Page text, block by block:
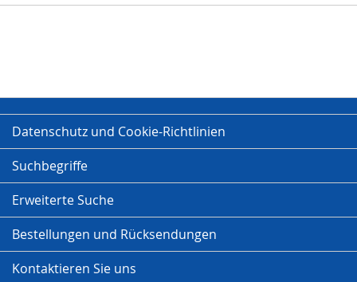
Datenschutz und Cookie-Richtlinien
Suchbegriffe
Erweiterte Suche
Bestellungen und Rücksendungen
Kontaktieren Sie uns